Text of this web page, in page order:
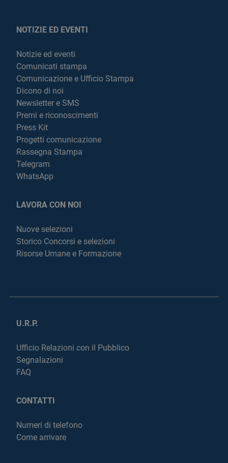
NOTIZIE ED EVENTI
Notizie ed eventi
Comunicati stampa
Comunicazione e Ufficio Stampa
Dicono di noi
Newsletter e SMS
Premi e riconoscimenti
Press Kit
Progetti comunicazione
Rassegna Stampa
Telegram
WhatsApp
LAVORA CON NOI
Nuove selezioni
Storico Concorsi e selezioni
Risorse Umane e Formazione
U.R.P.
Ufficio Relazioni con il Pubblico
Segnalazioni
FAQ
CONTATTI
Numeri di telefono
Come arrivare